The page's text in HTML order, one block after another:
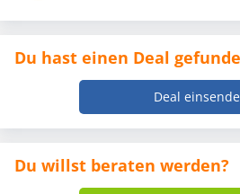
Du hast einen Deal
Deal
Du willst beraten werden?